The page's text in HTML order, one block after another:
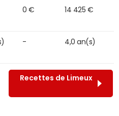
0 € 14 425 €
- 4,0 an(s)
Recettes de Limeux